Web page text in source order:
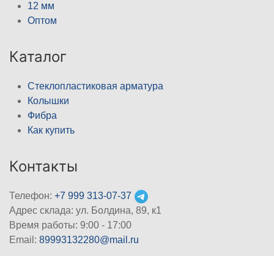
12 мм
Оптом
Каталог
Стеклопластиковая арматура
Колышки
Фибра
Как купить
Контакты
Телефон: +7 999 313-07-37
Адрес склада: ул. Болдина, 89, к1
Время работы: 9:00 - 17:00
Email: 89993132280@mail.ru